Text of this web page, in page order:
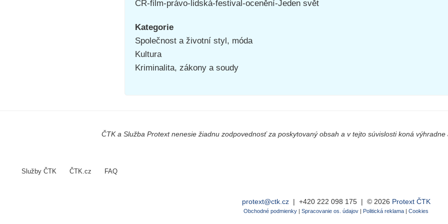
ČR-film-právo-lidská-festival-ocenění-Jeden svět
Kategorie
Společnost a životní styl, móda
Kultura
Kriminalita, zákony a soudy
ČTK a Služba Protext nenesie žiadnu zodpovednosť za poskytovaný obsah a v tejto súvislosti koná
Služby ČTK ČTK.cz FAQ
protext@ctk.cz| +420 222 098 175| © 2026 Protext ČTK
Obchodné podmienky | Spracovanie os. údajov | Politická reklama | Cookies